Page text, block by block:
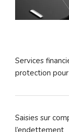
Services
protection
Saisies sur